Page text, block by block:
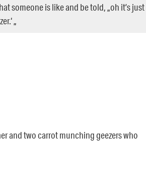
someone is like and be told, „oh it’s just
„
and two carrot munching geezers who